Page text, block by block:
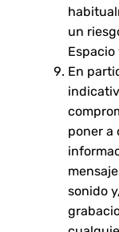
un
En
poner a
sonido